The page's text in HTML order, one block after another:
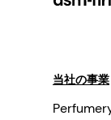
当社の事業